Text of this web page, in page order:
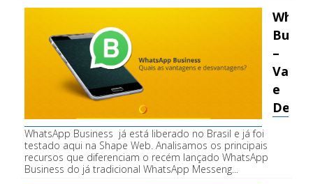
Fale conosco
–
e
WhatsApp Business já está liberado no Brasil e já foi
testado aqui na Shape Web. Analisamos os principais
recursos que diferenciam o recém lançado WhatsApp
Business do já tradicional WhatsApp Messeng...